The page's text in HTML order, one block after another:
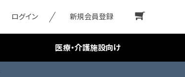
ログイン 新規会員登録
医療・介護施設向け